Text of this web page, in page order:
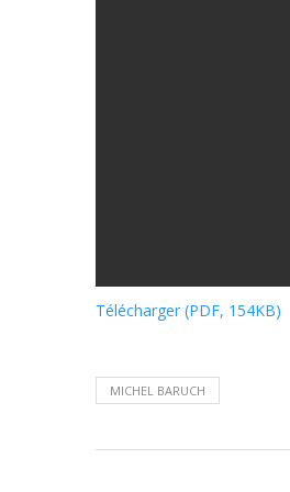
Télécharger (PDF, 154KB)
MICHEL BARUCH